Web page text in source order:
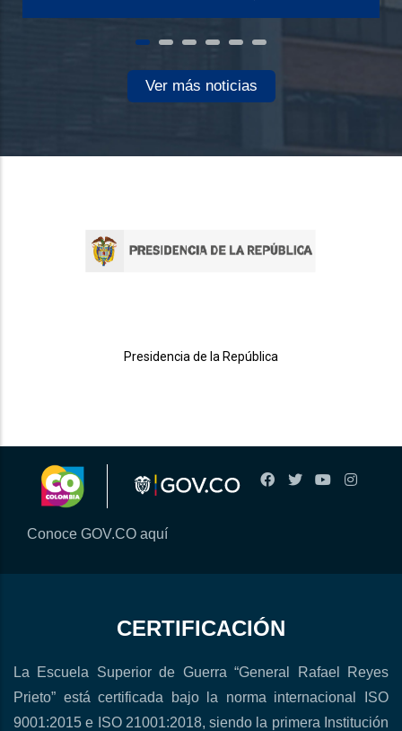
Ver más noticias
Presidencia de la República
Conoce GOV.CO aquí
CERTIFICACIÓN
La Escuela Superior de Guerra “General Rafael Reyes
Prieto” está certificada bajo la norma internacional ISO
9001:2015 e ISO 21001:2018, siendo la primera Institución